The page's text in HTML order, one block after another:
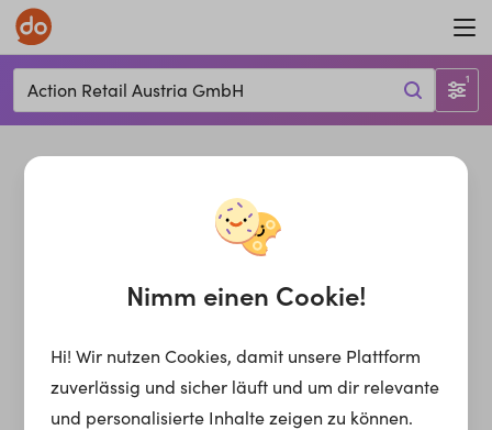
Action Retail Austria GmbH 1
Nimm einen Cookie!
Hi! Wir nutzen Cookies, damit unsere Plattform
zuverlässig und sicher läuft und um dir relevante
und personalisierte Inhalte zeigen zu können.